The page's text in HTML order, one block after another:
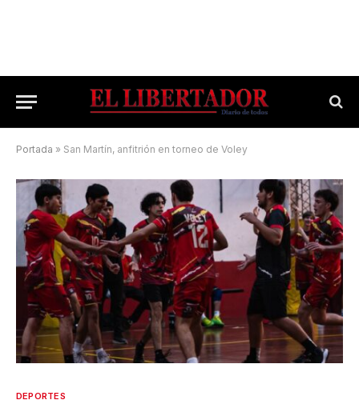
Portada » San Martín, anfitrión en torneo de Voley
DEPORTES